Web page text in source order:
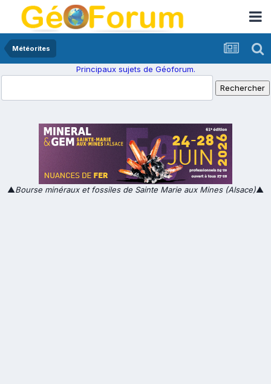
Météorites
Principaux sujets de Géoforum.
▲Bourse minéraux et fossiles de Sainte Marie aux Mines (Alsace)▲